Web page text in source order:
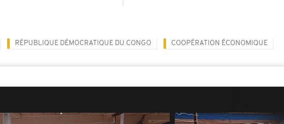
RÉPUBLIQUE DÉMOCRATIQUE DU CONGO COOPÉRATION ÉCONOMIQUE